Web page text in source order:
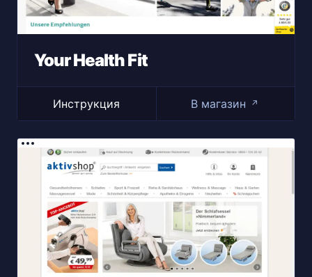
Your Health Fit
Инструкция В магазин ↗